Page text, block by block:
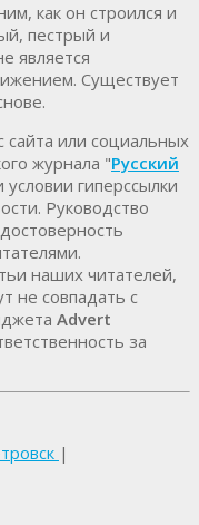
как он строился и
пестрый и
является
Существует
или социальных
журнала "Русский
гиперссылки
Руководство
наших читателей,
не совпадать с
Advert
за
|